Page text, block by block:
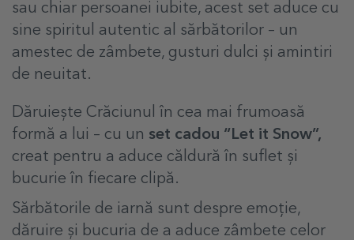
sau chiar persoanei iubite, acest set aduce cu
sine spiritul autentic al sărbătorilor – un
amestec de zâmbete, gusturi dulci și amintiri
de neuitat.
Dăruiește Crăciunul în cea mai frumoasă
formă a lui – cu un set cadou “Let it Snow”,
creat pentru a aduce căldură în suflet și
bucurie în fiecare clipă.
Sărbătorile de iarnă sunt despre emoție,
dăruire și bucuria de a aduce zâmbete celor